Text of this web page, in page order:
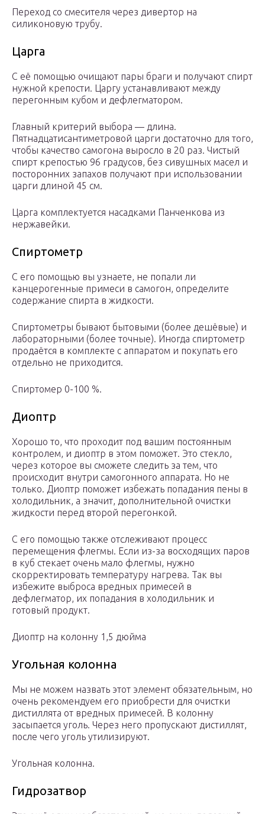
Переход со смесителя через дивертор на
силиконовую трубу.
Царга
С её помощью очищают пары браги и получают спирт
нужной крепости. Царгу устанавливают между
перегонным кубом и дефлегматором.
Главный критерий выбора — длина.
Пятнадцатисантиметровой царги достаточно для того,
чтобы качество самогона выросло в 20 раз. Чистый
спирт крепостью 96 градусов, без сивушных масел и
посторонних запахов получают при использовании
царги длиной 45 см.
Царга комплектуется насадками Панченкова из
нержавейки.
Спиртометр
С его помощью вы узнаете, не попали ли
канцерогенные примеси в самогон, определите
содержание спирта в жидкости.
Спиртометры бывают бытовыми (более дешёвые) и
лабораторными (более точные). Иногда спиртометр
продаётся в комплекте с аппаратом и покупать его
отдельно не приходится.
Спиртомер 0-100 %.
Диоптр
Хорошо то, что проходит под вашим постоянным
контролем, и диоптр в этом поможет. Это стекло,
через которое вы сможете следить за тем, что
происходит внутри самогонного аппарата. Но не
только. Диоптр поможет избежать попадания пены в
холодильник, а значит, дополнительной очистки
жидкости перед второй перегонкой.
С его помощью также отслеживают процесс
перемещения флегмы. Если из-за восходящих паров
в куб стекает очень мало флегмы, нужно
скорректировать температуру нагрева. Так вы
избежите выброса вредных примесей в
дефлегматор, их попадания в холодильник и
готовый продукт.
Диоптр на колонну 1,5 дюйма
Угольная колонна
Мы не можем назвать этот элемент обязательным, но
очень рекомендуем его приобрести для очистки
дистиллята от вредных примесей. В колонну
засыпается уголь. Через него пропускают дистиллят,
после чего уголь утилизируют.
Угольная колонна.
Гидрозатвор